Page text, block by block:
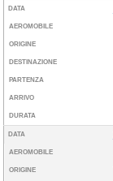
DATA
AEROMOBILE
ORIGINE
DESTINAZIONE
PARTENZA
ARRIVO
DURATA
DATA
AEROMOBILE
ORIGINE